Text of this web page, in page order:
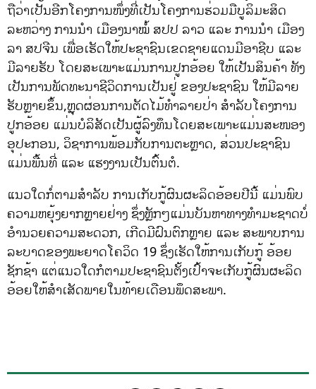
ຖືວ່າເປັນອີກໂຄງການໜຶ່ງທີ່ເປັນໂຄງການຮ່ວມມືບູລິມະສິດ
ລະຫວ່າງ ການນໍາ ເມືອງນາໝໍ້ ສປປ ລາວ ແລະ ການນຳ ເມືອງ
ລາ ສປຈີນ ເພື່ອເຮັດໃຫ້ປະຊາຊົນເຂດຊາຍແດນມີອາຊີບ ແລະ
ມີລາຍຮັບ ໂດຍສະເພາະແມ່ນການປູກອ້ອຍ ໃຫ້ເປັນສິນຄ້າ ທັງ
ເປັນການພັດທະນາຊີວິດການເປັນຢູ່ ຂອງປະຊາຊົນ ໃຫ້ມີລາຍ
ຮັບຫຼາຍຂຶ້ນ,ຫຼຸດຜ່ອນການຕັດໄມ້ທຳລາຍປ່າ ສໍາລັບໂຄງການ
ປູກອ້ອຍ ແມ່ນບໍລິສັດເປັນຜູ້ລົງທຶນໂດຍສະເພາະແມ່ນສະໜອງ
ອຸປະກອນ, ວິຊາການພ້ອມກັບການຕະຫຼາດ, ສ່ວນປະຊາຊົນ
ແມ່ນພື້ນທີ່ ແລະ ແຮງງານເປັນຕົ້ນຕໍ.
ແນວໃດກໍ່ຕາມສໍາລັບ ການເກັບກູ້ຜົນຜະລິດອ້ອຍປີນີ້ ແມ່ນພົບ
ຄວາມຫຍຸ້ງຍາກຫຼາຍຢ່າງ ຊຶ່ງຫຼັກໆແມ່ນບັນຫາທາງທຳມະຊາດບໍ່
ອຳນວຍຄວາມສະດວກ, ເກີດມີຝົນຕົກຫຼາຍ ແລະ ສະພາບການ
ລະບາດຂອງພະຍາດໂຄວິດ 19 ຊຶ່ງເຮັດໃຫ້ການເກັບກູ້ ອ້ອຍ
ຊັກຊ້າ ແຕ່ແນວໃດກໍຕາມປະຊາຊົນຕັ້ງເປົ້າຈະເກັບກູ້ຜົນຜະລິດ
ອ້ອຍໃຫ້ສຳເສັດພາຍໃນທ້າຍເດືອນພຶດສະພາ.